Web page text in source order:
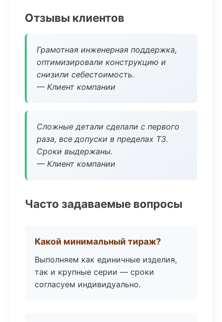
Отзывы клиентов
Грамотная инженерная поддержка,
оптимизировали конструкцию и
снизили себестоимость.
— Клиент компании
Сложные детали сделали с первого
раза, все допуски в пределах ТЗ.
Сроки выдержаны.
— Клиент компании
Часто задаваемые вопросы
Какой минимальный тираж?
Выполняем как единичные изделия,
так и крупные серии — сроки
согласуем индивидуально.